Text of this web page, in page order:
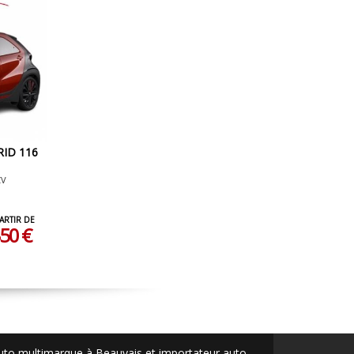
116
DE
€